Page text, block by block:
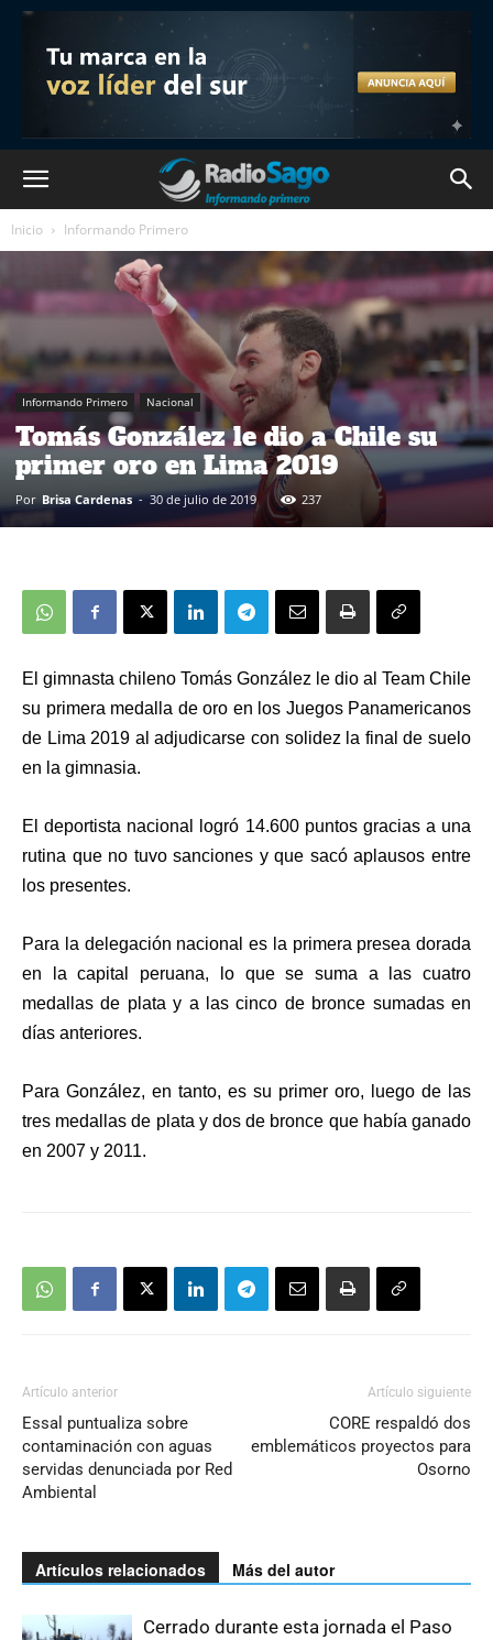
Inicio Informando Primero
Informando Primero Nacional
Tomás González le dio a Chile su
primer oro en Lima 2019
Por Brisa Cardenas - 30 de julio de 2019 237
El gimnasta chileno Tomás González le dio al Team Chile
su primera medalla de oro en los Juegos Panamericanos
de Lima 2019 al adjudicarse con solidez la final de suelo
en la gimnasia.
El deportista nacional
logró 14.600 puntos gracias a una
rutina que no tuvo sanciones y que sacó aplausos entre
los presentes.
Para la delegación nacional es la primera presea dorada
en la capital peruana, lo que se suma a las cuatro
medallas de plata y a las cinco de bronce sumadas en
días anteriores.
Para González, en tanto, es su primer oro, luego de las
tres medallas de plata y dos de bronce que había ganado
en 2007 y 2011.
Artículo anterior
Essal puntualiza sobre
contaminación con aguas
servidas denunciada por Red
Ambiental
Artículo siguiente
CORE respaldó dos
emblemáticos proyectos para
Osorno
Artículos relacionados Más del autor
Cerrado durante esta jornada el Paso